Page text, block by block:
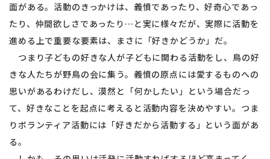
面がある。活動のきっかけは、義憤であったり、好奇心であっ
たり、仲間欲しさであったり…と実に様々だが、実際に活動を
進める上で重要な要素は、まさに「好きかどうか」だ。
つまり子どもの好きな人が子どもに関わる活動をし、鳥の好
きな人たちが野鳥の会に集う。義憤の原点には愛するものへの
思いがあるわけだし、漠然と「何かしたい」という場合だっ
て、好きなことを起点に考えると活動内容を決めやすい。つま
りボランティア活動には「好きだから活動する」という面があ
る。